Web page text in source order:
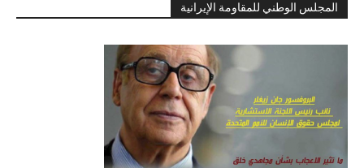
المجلس الوطني للمقاومة الإيرانية